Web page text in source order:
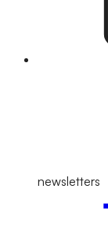
newsletters